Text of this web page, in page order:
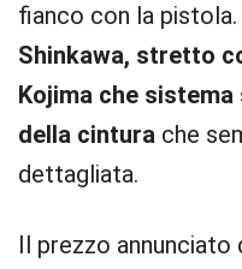
fianco con la pistola.
Shinkawa, stretto
Kojima che
della cintura che
dettagliata.
Il prezzo annunciato